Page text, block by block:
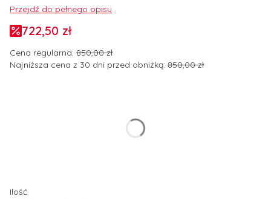
Przejdź do pełnego opisu
722,50 zł
Cena regularna: 850,00 zł
Najniższa cena z 30 dni przed obniżką: 850,00 zł
Ilość